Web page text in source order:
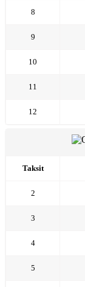
8
9
10
11
12
Taksit
2
3
4
5